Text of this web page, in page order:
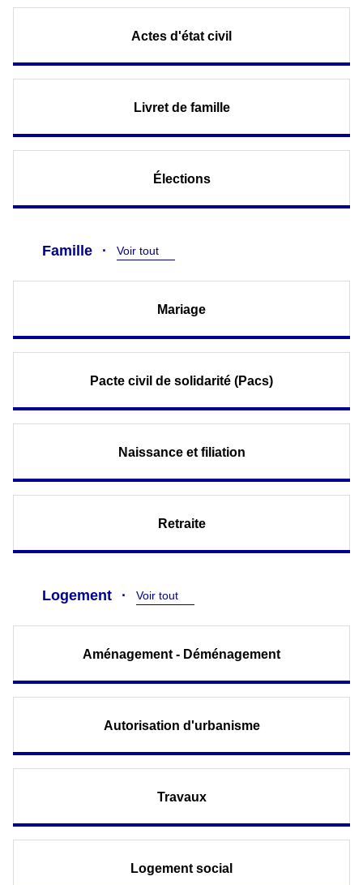
Actes d'état civil
Livret de famille
Élections
Famille Voir tout
Mariage
Pacte civil de solidarité (Pacs)
Naissance et filiation
Retraite
Logement Voir tout
Aménagement - Déménagement
Autorisation d'urbanisme
Travaux
Logement social